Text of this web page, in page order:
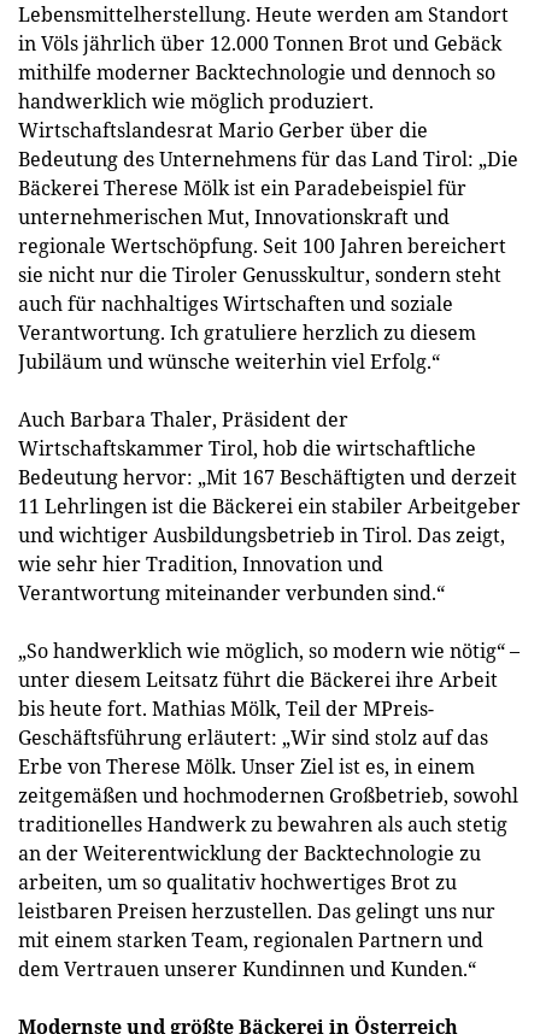
Lebensmittelherstellung. Heute werden am Standort
in Völs jährlich über 12.000 Tonnen Brot und Gebäck
mithilfe moderner Backtechnologie und dennoch so
handwerklich wie möglich produziert.
Wirtschaftslandesrat Mario Gerber über die
Bedeutung des Unternehmens für das Land Tirol: „Die
Bäckerei Therese Mölk ist ein Paradebeispiel für
unternehmerischen Mut, Innovationskraft und
regionale Wertschöpfung. Seit 100 Jahren bereichert
sie nicht nur die Tiroler Genusskultur, sondern steht
auch für nachhaltiges Wirtschaften und soziale
Verantwortung. Ich gratuliere herzlich zu diesem
Jubiläum und wünsche weiterhin viel Erfolg.“
Auch Barbara Thaler, Präsident der
Wirtschaftskammer Tirol, hob die wirtschaftliche
Bedeutung hervor: „Mit 167 Beschäftigten und derzeit
11 Lehrlingen ist die Bäckerei ein stabiler Arbeitgeber
und wichtiger Ausbildungsbetrieb in Tirol. Das zeigt,
wie sehr hier Tradition, Innovation und
Verantwortung miteinander verbunden sind.“
„So handwerklich wie möglich, so modern wie nötig“ –
unter diesem Leitsatz führt die Bäckerei ihre Arbeit
bis heute fort. Mathias Mölk, Teil der MPreis-
Geschäftsführung erläutert: „Wir sind stolz auf das
Erbe von Therese Mölk. Unser Ziel ist es, in einem
zeitgemäßen und hochmodernen Großbetrieb, sowohl
traditionelles Handwerk zu bewahren als auch stetig
an der Weiterentwicklung der Backtechnologie zu
arbeiten, um so qualitativ hochwertiges Brot zu
leistbaren Preisen herzustellen. Das gelingt uns nur
mit einem starken Team, regionalen Partnern und
dem Vertrauen unserer Kundinnen und Kunden.“
Modernste und größte Bäckerei in Österreich